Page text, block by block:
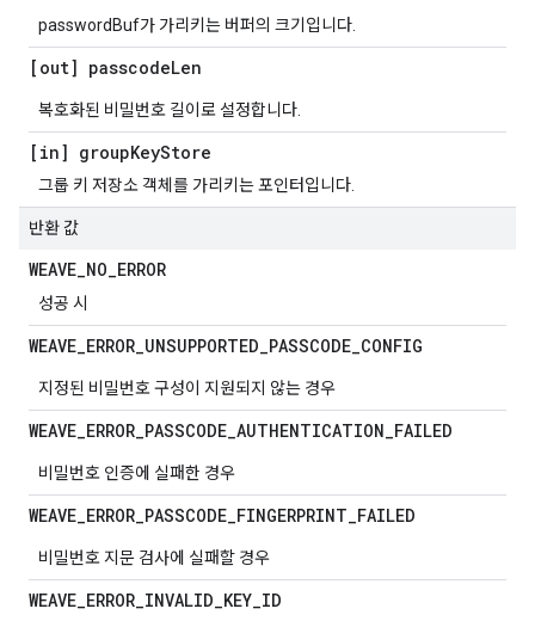
passwordBuf가 가리키는 버퍼의 크기입니다.
[out] passcodeLen
복호화된 비밀번호 길이로 설정합니다.
[in] groupKeyStore
그룹 키 저장소 객체를 가리키는 포인터입니다.
반환 값
WEAVE_NO_ERROR
성공 시
WEAVE_ERROR_UNSUPPORTED_PASSCODE_CONFIG
지정된 비밀번호 구성이 지원되지 않는 경우
WEAVE_ERROR_PASSCODE_AUTHENTICATION_FAILED
비밀번호 인증에 실패한 경우
WEAVE_ERROR_PASSCODE_FINGERPRINT_FAILED
비밀번호 지문 검사에 실패할 경우
WEAVE_ERROR_INVALID_KEY_ID